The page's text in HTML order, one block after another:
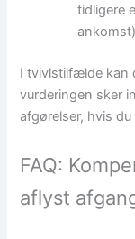
tidligere
I tvivlstilfælde kan
vurderingen sker
afgørelser, hvis
FAQ:
aflyst